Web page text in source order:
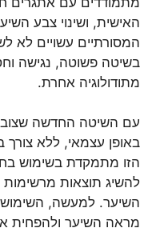
האישית, ושינוי צבע
המסורתיים עשויים לא
בשיטה פשוטה, נגישה
מתודולוגיה אחרת.
עם השיטה החדשה
באופן עצמאי, ללא
הזו מתמקדת בשימוש
להשיג תוצאות מרשימות
השיער. למעשה,
מראה השיער ולהפחית